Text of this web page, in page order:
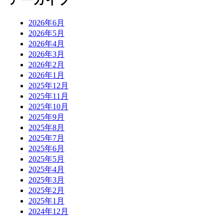
2026年6月
2026年5月
2026年4月
2026年3月
2026年2月
2026年1月
2025年12月
2025年11月
2025年10月
2025年9月
2025年8月
2025年7月
2025年6月
2025年5月
2025年4月
2025年3月
2025年2月
2025年1月
2024年12月